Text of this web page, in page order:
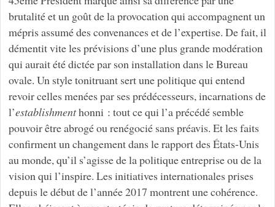
brutalité et un goût de la provocation qui accompagnent un
mépris assumé des convenances et de l’expertise. De fait, il
démentit vite les prévisions d’une plus grande modération
qui aurait été dictée par son installation dans le Bureau
ovale. Un style tonitruant sert une politique qui entend
revoir celles menées par ses prédécesseurs, incarnations de
l’establishmenthonni : tout ce qui l’a précédé semble
pouvoir être abrogé ou renégocié sans préavis. Et les faits
confirment un changement dans le rapport des États-Unis
au monde, qu’il s’agisse de la politique entreprise ou de la
vision qui l’inspire. Les initiatives internationales prises
depuis le début de l’année 2017 montrent une cohérence.